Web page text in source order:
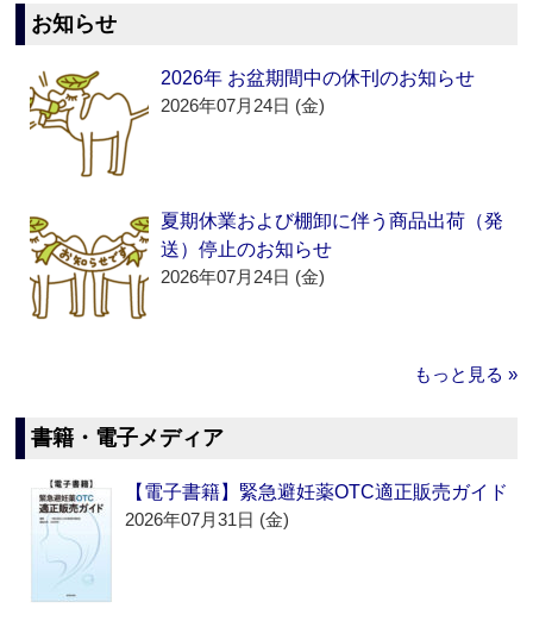
お知らせ
2026年 お盆期間中の休刊のお知らせ
2026年07月24日 (金)
夏期休業および棚卸に伴う商品出荷（発
送）停止のお知らせ
2026年07月24日 (金)
もっと見る »
書籍・電子メディア
【電子書籍】緊急避妊薬OTC適正販売ガイド
2026年07月31日 (金)